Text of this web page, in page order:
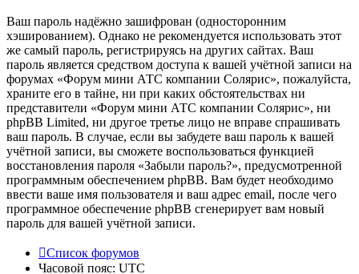
Ваш пароль надёжно зашифрован (односторонним
хэшированием). Однако не рекомендуется использовать этот
же самый пароль, регистрируясь на других сайтах. Ваш
пароль является средством доступа к вашей учётной записи на
форумах «Форум мини АТС компании Солярис», пожалуйста,
храните его в тайне, ни при каких обстоятельствах ни
представители «Форум мини АТС компании Солярис», ни
phpBB Limited, ни другое третье лицо не вправе спрашивать
ваш пароль. В случае, если вы забудете ваш пароль к вашей
учётной записи, вы сможете воспользоваться функцией
восстановления пароля «Забыли пароль?», предусмотренной
программным обеспечением phpBB. Вам будет необходимо
ввести ваше имя пользователя и ваш адрес email, после чего
программное обеспечение phpBB сгенерирует вам новый
пароль для вашей учётной записи.
Список форумов
Часовой пояс: UTC